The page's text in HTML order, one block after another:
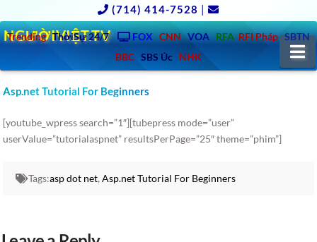
(714) 414-7528 |
Trending ThờiSự 24/7 FOX CNN VOA RFA RFI Pháp SBTN
BBC SBS Úc NHK
NGƯỜIVIỆT.TV
Asp.net Tutorial For Beginners
[youtube_wpress search=”1″][tubepress mode=”user”
userValue=”tutorialaspnet” resultsPerPage=”25″ theme=”phim”]
Tags:asp dot net, Asp.net Tutorial For Beginners